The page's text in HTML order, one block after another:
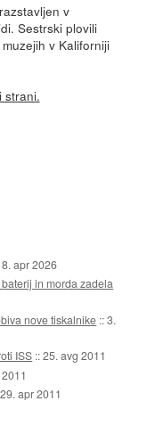
v
Sestrski plovili
v Kaliforniji
strani.
8. apr 2026
in morda zadela
nove tiskalnike ::3.
ISS ::25. avg 2011
29. apr 2011